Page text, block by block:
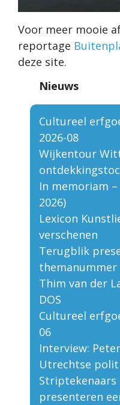
Voor meer mooie
reportage
deze site.
Nieuws
Cultureel
2026-08
Wijkentour
In memoriam
2026)
Lexicon
verschenen
Terugblik
themanummer
Thim van der
DOS
Cultureel
06
Interview:
Utrechtse
presenteren